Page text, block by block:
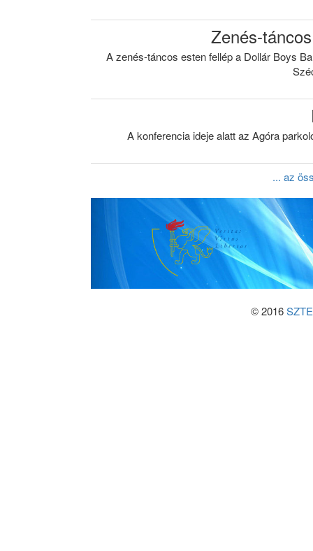
Zenés-
A zenés-táncos esten fellép a Dollár Boys
A konferencia ideje alatt az Agóra
... az
© 2016